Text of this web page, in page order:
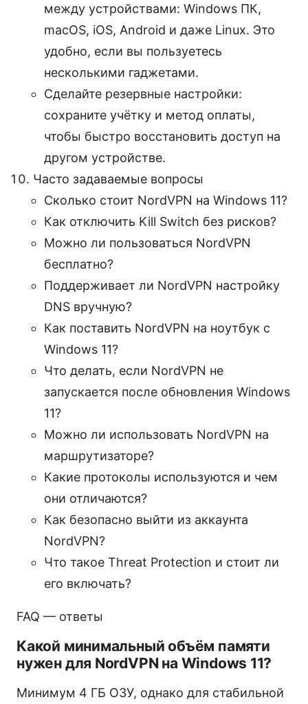
между устройствами: Windows ПК,
macOS, iOS, Android и даже Linux. Это
удобно, если вы пользуетесь
несколькими гаджетами.
Сделайте резервные настройки:
сохраните учётку и метод оплаты,
чтобы быстро восстановить доступ на
другом устройстве.
Часто задаваемые вопросы
Сколько стоит NordVPN на Windows 11?
Как отключить Kill Switch без рисков?
Можно ли пользоваться NordVPN
бесплатно?
Поддерживает ли NordVPN настройку
DNS вручную?
Как поставить NordVPN на ноутбук с
Windows 11?
Что делать, если NordVPN не
запускается после обновления Windows
11?
Можно ли использовать NordVPN на
маршрутизаторе?
Какие протоколы используются и чем
они отличаются?
Как безопасно выйти из аккаунта
NordVPN?
Что такое Threat Protection и стоит ли
его включать?
FAQ — ответы
Какой минимальный объём памяти
нужен для NordVPN на Windows 11?
Минимум 4 ГБ ОЗУ, однако для стабильной